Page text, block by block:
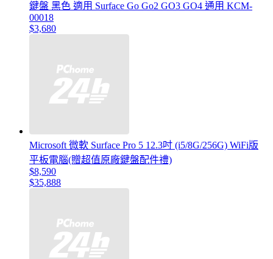
鍵盤 黑色 適用 Surface Go Go2 GO3 GO4 通用 KCM-
00018
$3,680
Microsoft 微軟 Surface Pro 5 12.3吋 (i5/8G/256G) WiFi版
平板電腦(贈超值原廠鍵盤配件禮)
$8,590
$35,888